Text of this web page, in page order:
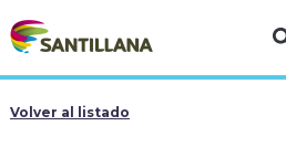
Volver al listado